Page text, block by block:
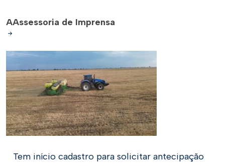
AAssessoria de Imprensa
Tem início cadastro para solicitar antecipação